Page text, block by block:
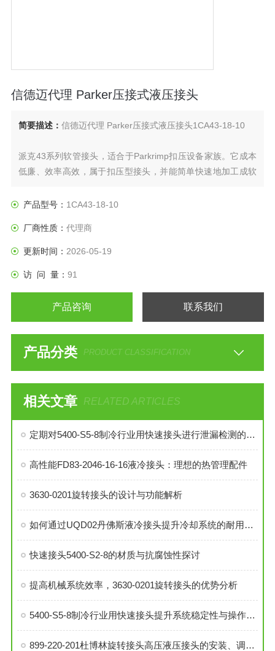
信德迈代理 Parker压接式液压接头
简要描述： 信德迈代理 Parker压接式液压接头1CA43-18-10
派克43系列软管接头，适合于Parkrimp扣压设备家族。它成本
低廉、效率高效，属于扣压型接头，并能简单快速地加工成软
产品型号： 1CA43-18-10
厂商性质： 代理商
更新时间： 2026-05-19
访 问 量： 91
产品咨询 联系我们
产品分类 PRODUCT CLASSIFICATION
相关文章 RELATED ARTICLES
定期对5400-S5-8制冷行业用快速接头进行泄漏检测的必要性与操作方法
高性能FD83-2046-16-16液冷接头：理想的热管理配件
3630-0201旋转接头的设计与功能解析
如何通过UQD02丹佛斯液冷接头提升冷却系统的耐用性？
快速接头5400-S2-8的材质与抗腐蚀性探讨
提高机械系统效率，3630-0201旋转接头的优势分析
5400-S5-8制冷行业用快速接头提升系统稳定性与操作便捷性
899-220-201杜博林旋转接头高压液压接头的安装、调试与维护技巧